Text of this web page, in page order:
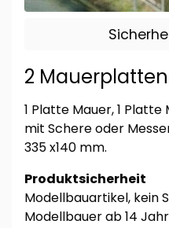
2 Mauerplatten
1 Platte Mauer, 1
mit Schere oder
335 x140 mm.
Produktsicherheit
Modellbauartikel, kein
Modellbauer ab 14